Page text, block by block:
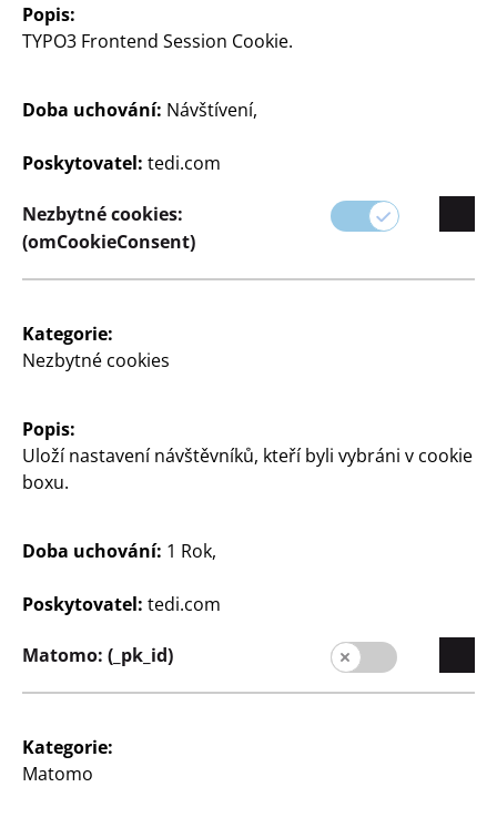
Hračky
auto
různé barvy, cena
110
Hračky
cena
300
Hračky
Popis:
TYPO3 Frontend Session Cookie.
Doba uchování: Návštívení,
Poskytovatel: tedi.com
Nezbytné cookies:
(omCookieConsent)
Kategorie:
Nezbytné cookies
Popis:
Uloží nastavení návštěvníků, kteří byli vybráni v cookie
boxu.
Doba uchování: 1 Rok,
Poskytovatel: tedi.com
Matomo: (_pk_id)
Kategorie:
Matomo